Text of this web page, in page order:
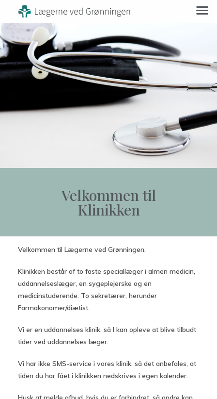
Velkommen til
Klinikken
Velkommen til Lægerne ved Grønningen.
Klinikken består af to faste speciallæger i almen medicin,
uddannelseslæger, en sygeplejerske og en
medicinstuderende. To sekretærer, herunder
Farmakonomer/diætist.
Vi er en uddannelses klinik, så I kan opleve at blive tilbudt
tider ved uddannelses læger.
Vi har ikke SMS-service i vores klinik, så det anbefales, at
tiden du har fået i klinikken nedskrives i egen kalender.